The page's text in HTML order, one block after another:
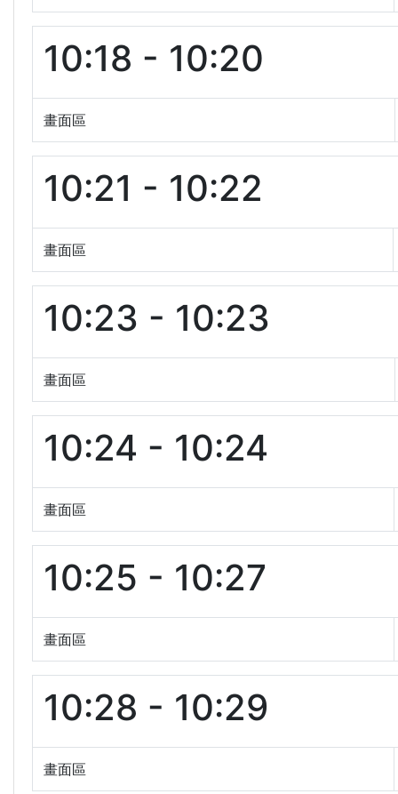
10:18 - 10:20
畫面區
10:21 - 10:22
畫面區
10:23 - 10:23
畫面區
10:24 - 10:24
畫面區
10:25 - 10:27
畫面區
10:28 - 10:29
畫面區